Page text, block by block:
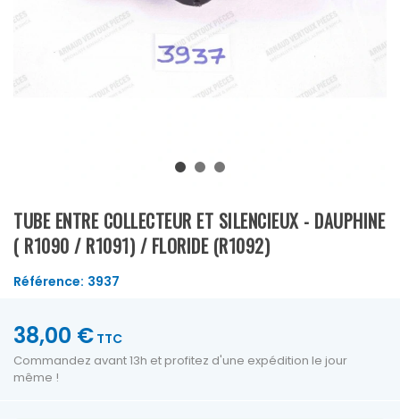
TUBE ENTRE COLLECTEUR ET SILENCIEUX - DAUPHINE
( R1090 / R1091) / FLORIDE (R1092)
Référence: 3937
38,00 € TTC
Commandez avant 13h et profitez d'une expédition le jour
même !